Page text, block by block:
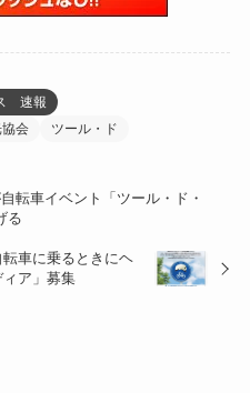
(41)
速報
会 ツール・ド
転車イベント「ツール・ド・
る
車に乗るときにヘ
ア」募集